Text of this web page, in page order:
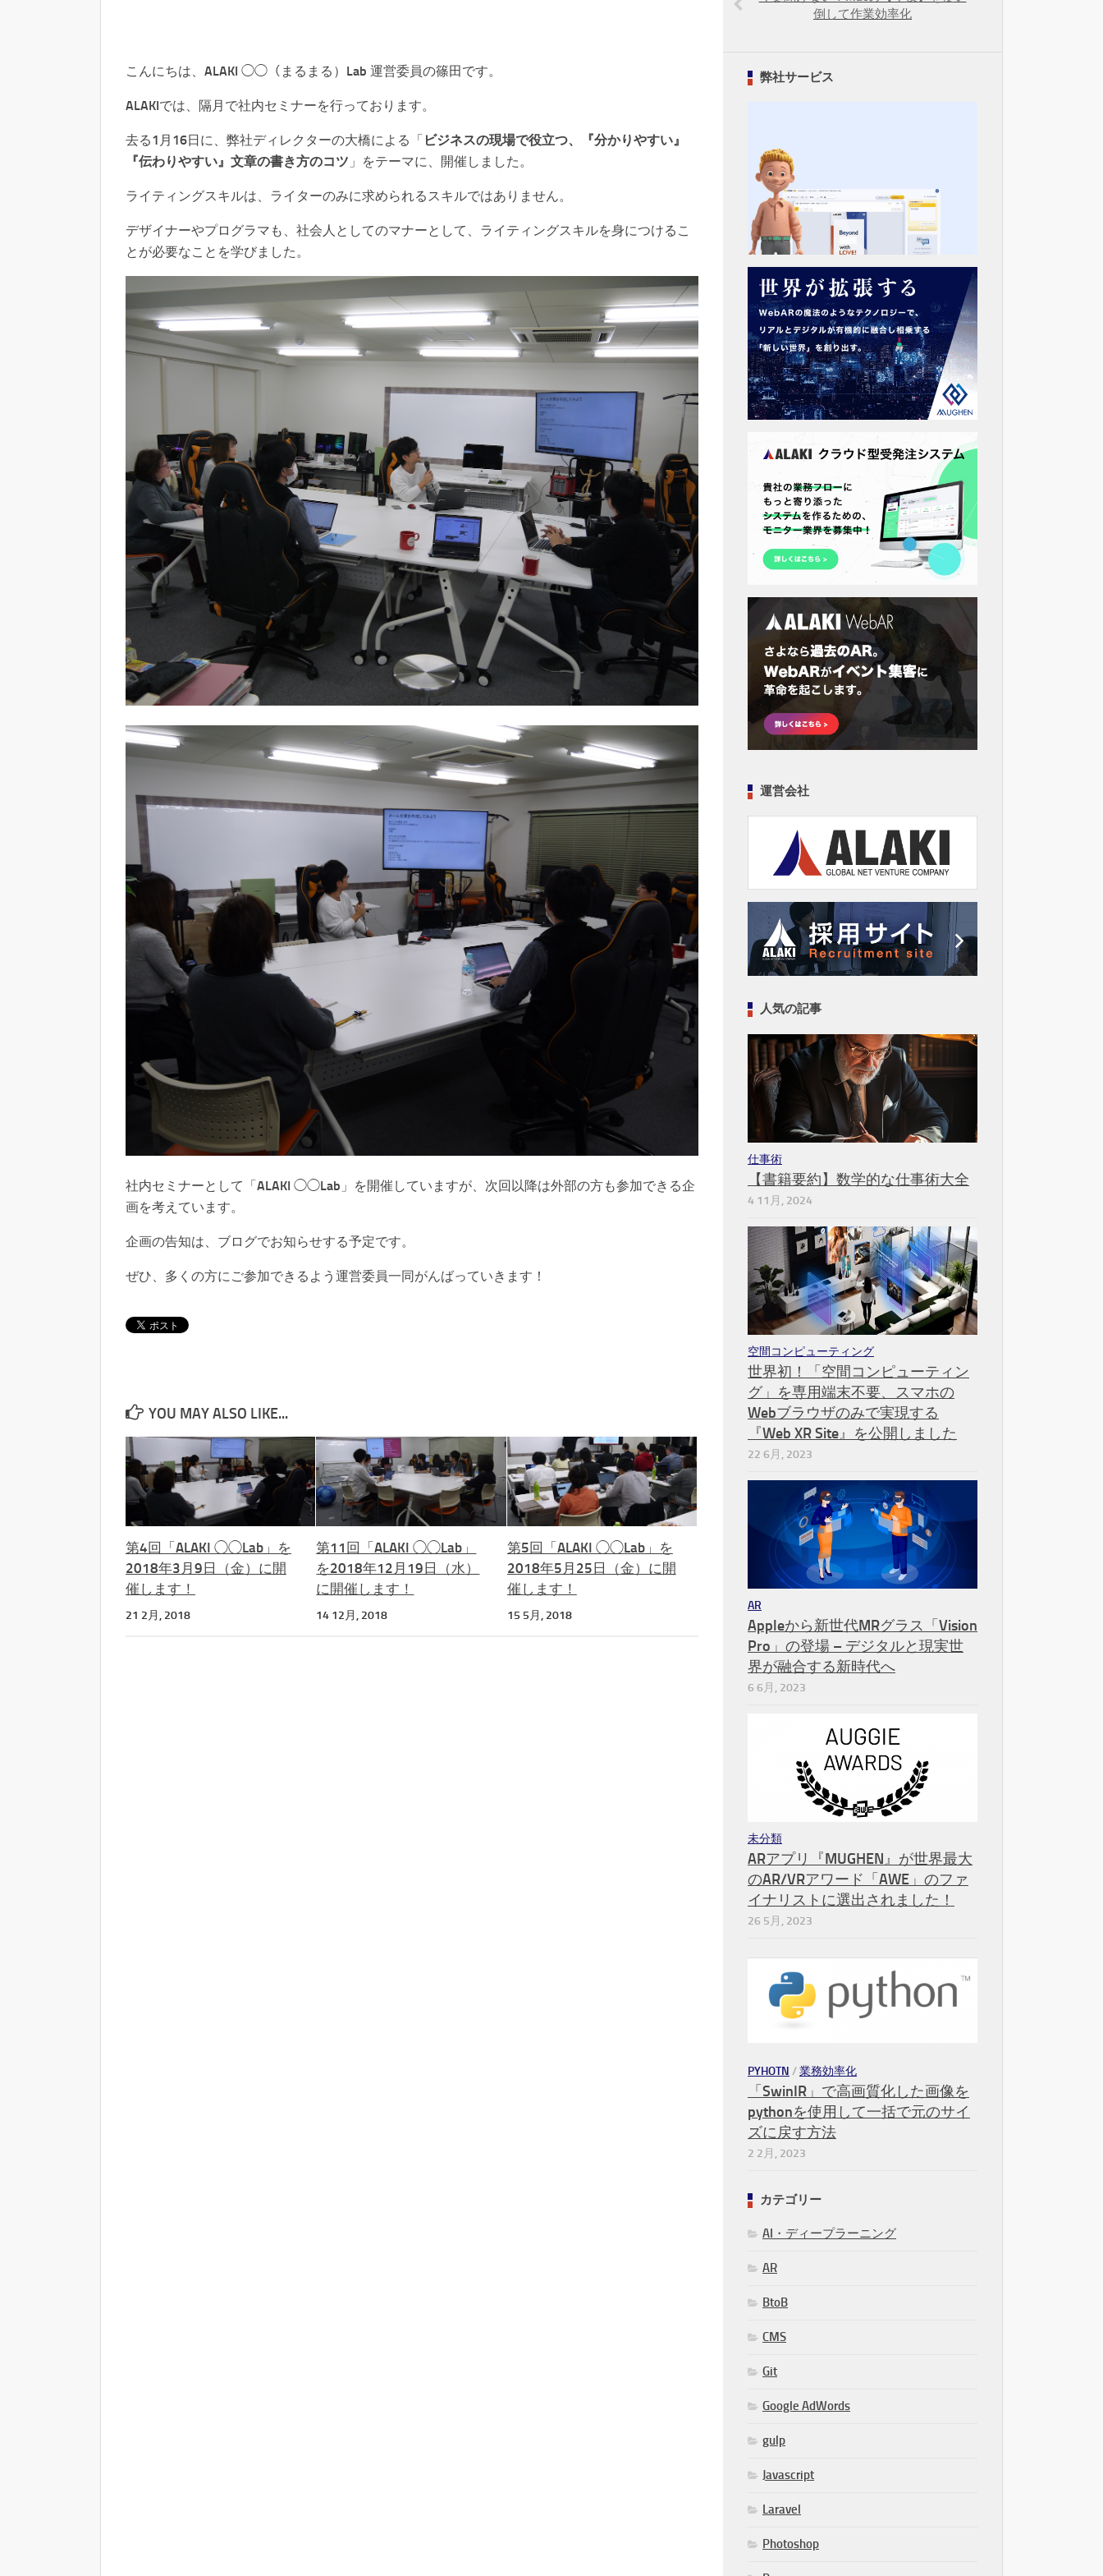
こんにちは、ALAKI ◯◯（まるまる）Lab 運営委員の篠田です。
ALAKIでは、隔月で社内セミナーを行っております。
去る1月16日に、弊社ディレクターの大橋による「 ビジネスの現場で役立つ、『分かりやすい』
『伝わりやすい』文章の書き方のコツ 」をテーマに、開催しました。
ライティングスキルは、ライターのみに求められるスキルではありません。
デザイナーやプログラマも、社会人としてのマナーとして、ライティングスキルを身につけるこ
とが必要なことを学びました。
社内セミナーとして「ALAKI ◯◯Lab」を開催していますが、次回以降は外部の方も参加できる企
画を考えています。
企画の告知は、ブログでお知らせする予定です。
ぜひ、多くの方にご参加できるよう運営委員一同がんばっていきます！
YOU MAY ALSO LIKE...
第4回「ALAKI ◯◯Lab」を
2018年3月9日（金）に開
催します！
21 2月, 2018
第11回「ALAKI ◯◯Lab」
を2018年12月19日（水）
に開催します！
14 12月, 2018
第5回「ALAKI ◯◯Lab」を
2018年5月25日（金）に開
催します！
15 5月, 2018
倒して作業効率化
弊社サービス
運営会社
人気の記事
仕事術
【書籍要約】数学的な仕事術大全
4 11月, 2024
空間コンピューティング
世界初！「空間コンピューティン
グ」を専用端末不要、スマホの
Webブラウザのみで実現する
『Web XR Site』を公開しました
22 6月, 2023
AR
Appleから新世代MRグラス「Vision
Pro」の登場 – デジタルと現実世
界が融合する新時代へ
6 6月, 2023
未分類
ARアプリ『MUGHEN』が世界最大
のAR/VRアワード「AWE」のファ
イナリストに選出されました！
26 5月, 2023
PYHOTN /業務効率化
「SwinIR」で高画質化した画像を
pythonを使用して一括で元のサイ
ズに戻す方法
2 2月, 2023
カテゴリー
AI・ディープラーニング
AR
BtoB
CMS
Git
Google AdWords
gulp
Javascript
Laravel
Photoshop